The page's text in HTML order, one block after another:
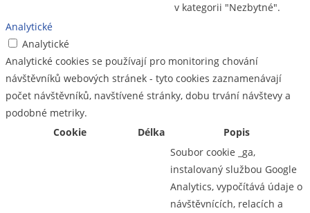
v kategorii "Nezbytné".
Analytické
Analytické
Analytické cookies se používají pro monitoring chování
návštěvníků webových stránek - tyto cookies zaznamenávají
počet návštěvníků, navštívené stránky, dobu trvání návštevy a
podobné metriky.
Cookie
Délka
Popis
Soubor cookie _ga,
instalovaný službou Google
Analytics, vypočítává údaje o
návštěvnících, relacích a